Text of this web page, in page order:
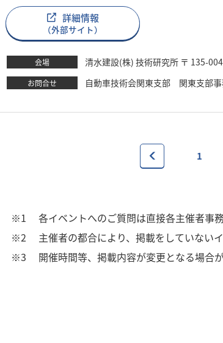
詳細情報
（外部サイト）
会場 清水建設(株) 技術研究所 〒 135-
お問合せ 自動車技術会関東支部 関東支
1
※1
各イベントへのご質問は直接各主催者事
※2
主催者の都合により、掲載をしていない
※3
開催時間等、掲載内容が変更となる場合が